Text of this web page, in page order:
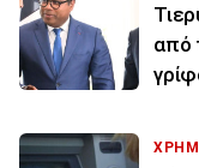
από